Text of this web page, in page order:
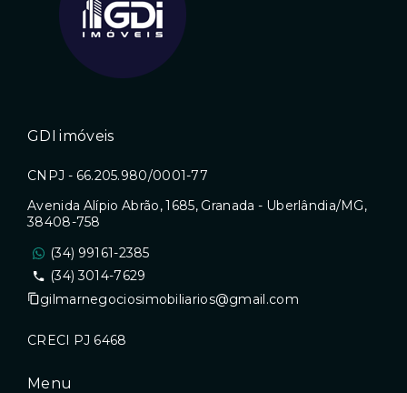
GDI imóveis
CNPJ - 66.205.980/0001-77
Avenida Alípio Abrão, 1685, Granada - Uberlândia/MG,
38408-758
(34) 99161-2385
(34) 3014-7629
gilmarnegociosimobiliarios@gmail.com
CRECI PJ 6468
Menu